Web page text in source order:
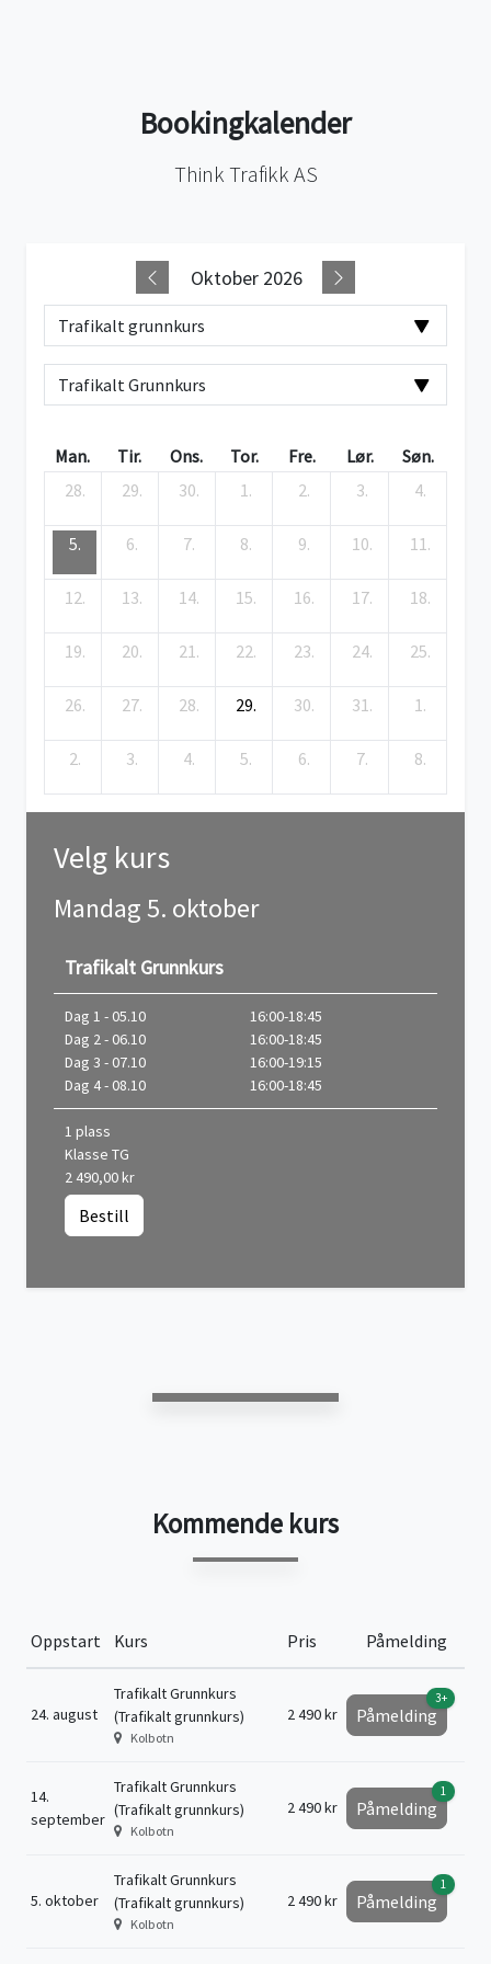
Bookingkalender
Think Trafikk AS
Oktober 2026
Man. Tir. Ons. Tor. Fre. Lør.
Søn.
28.
29. 30. 1. 2. 3. 4.
5. 6. 7. 8. 9. 10. 11.
12. 13. 14. 15. 16. 17. 18.
19. 20. 21. 22. 23. 24. 25.
26. 27. 28. 29. 30. 31. 1.
2. 3. 4. 5. 6. 7. 8.
Velg kurs
Mandag 5. oktober
Trafikalt Grunnkurs
Dag 1 - 05.10
16:00-18:45
Dag 2 - 06.10
16:00-18:45
Dag 3 - 07.10
16:00-19:15
Dag 4 - 08.10
16:00-18:45
1 plass
Klasse TG
2 490,00 kr
Bestill
Kommende kurs
Oppstart Kurs Pris Påmelding
24. august
Trafikalt Grunnkurs
(Trafikalt grunnkurs)
Kolbotn
2 490 kr Påmelding
3+
14.
september
Trafikalt Grunnkurs
(Trafikalt grunnkurs)
Kolbotn
2 490 kr Påmelding
1
5. oktober
Trafikalt Grunnkurs
(Trafikalt grunnkurs)
Kolbotn
2 490 kr Påmelding
1